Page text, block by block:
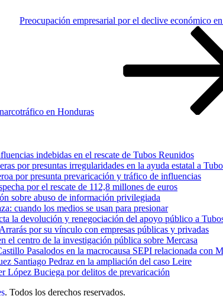
Preocupación empresarial por el declive económico
en Honduras
indebidas en el rescate de Tubos Reunidos
por presuntas irregularidades en la ayuda estatal a
por presunta prevaricación y tráfico de influencias
por el rescate de 112,8 millones de euros
sobre abuso de información privilegiada
cuando los medios se usan para presionar
la devolución y renegociación del apoyo público a
por su vínculo con empresas públicas y privadas
el centro de la investigación pública sobre Mercasa
Pasalodos en la macrocausa SEPI relacionada con
Santiago Pedraz en la ampliación del caso Leire
López Buciega por delitos de prevaricación
. Todos los derechos reservados.